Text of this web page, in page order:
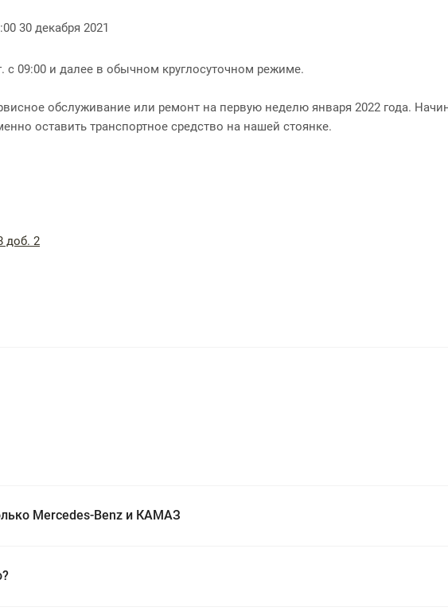
30 декабря 2021
с 09:00 и далее в обычном круглосуточном режиме.
обслуживание или ремонт на первую неделю января 2022 года.
оставить транспортное средство на нашей стоянке.
доб. 2
Mercedes-Benz и КАМАЗ